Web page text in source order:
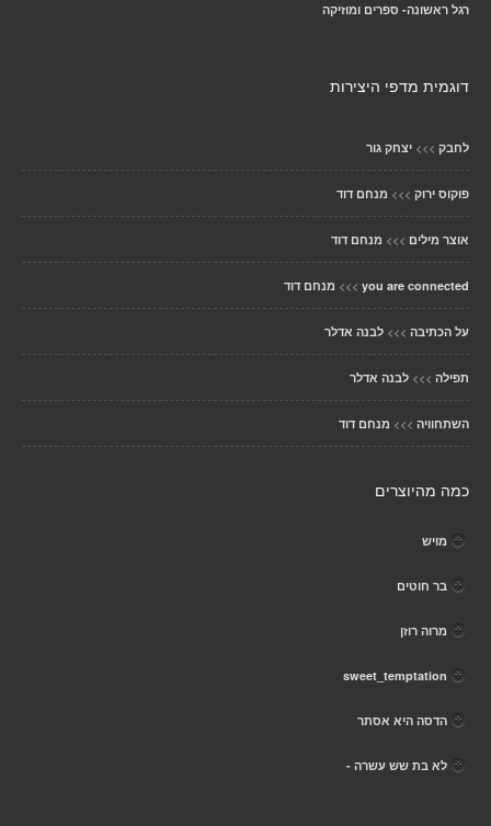
רגל ראשונה- ספרים ומוזיקה
דוגמית מדפי היצירות
לחבק >>> יצחק גור
פוקוס ירוק >>> מנחם דוד
אוצר מילים >>> מנחם דוד
you are connected
>>> מנחם דוד
על הכתיבה >>> לבנה אדלר
תפילה >>> לבנה אדלר
השתחוויה >>> מנחם דוד
כמה מהיוצרים
מויש
בר חוטים
מרוה רוזן
sweet_temptation
הדסה היא אסתר
לא בת שש עשרה -